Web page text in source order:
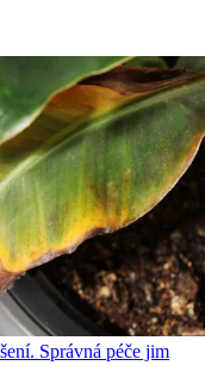
Správná péče jim